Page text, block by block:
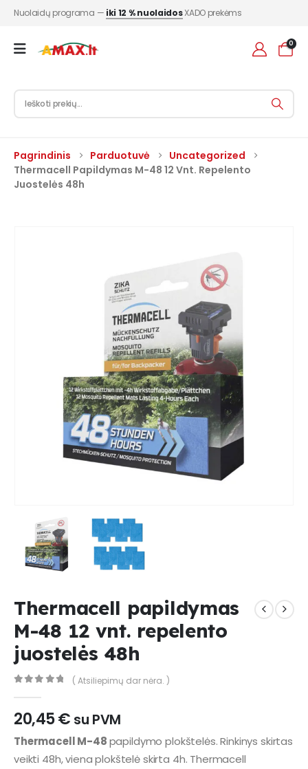
Nuolaidų programa — iki 12 % nuolaidosXADO prekėms
0
Pagrindinis Parduotuvė
Uncategorized
Thermacell Papildymas M-48 12 Vnt. Repelento
Juostelės 48h
Thermacell papildymas
M-48 12 vnt. repelento
juostelės 48h
( Atsiliepimų dar nėra. )
20,45€ su PVM
Thermacell M-48papildymo plokštelės. Rinkinys skirtas
veikti 48h, viena plokštelė skirta 4h. Thermacell